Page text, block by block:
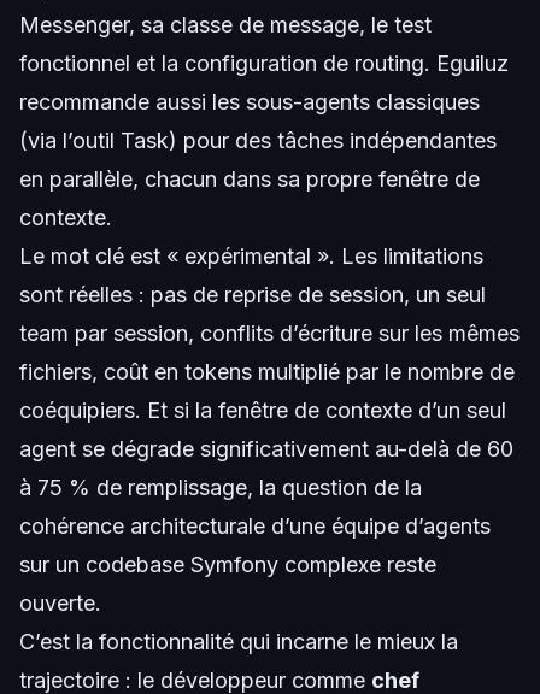
Messenger, sa classe de message, le test
fonctionnel et la configuration de routing. Eguiluz
recommande aussi les sous-agents classiques
(via l’outil Task) pour des tâches indépendantes
en parallèle, chacun dans sa propre fenêtre de
contexte.
Le mot clé est « expérimental ». Les limitations
sont réelles : pas de reprise de session, un seul
team par session, conflits d’écriture sur les mêmes
fichiers, coût en tokens multiplié par le nombre de
coéquipiers. Et si la fenêtre de contexte d’un seul
agent se dégrade significativement au-delà de 60
à 75 % de remplissage, la question de la
cohérence architecturale d’une équipe d’agents
sur un codebase Symfony complexe reste
ouverte.
C’est la fonctionnalité qui incarne le mieux la
trajectoire : le développeur comme chef